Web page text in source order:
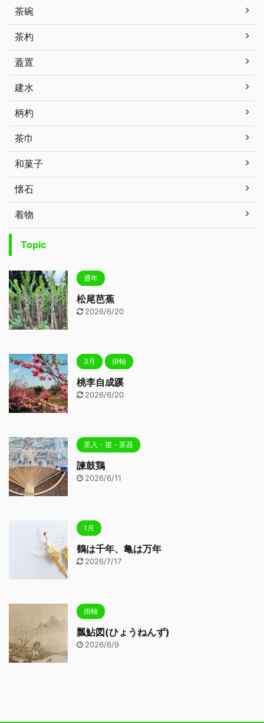
茶碗
茶杓
蓋置
建水
柄杓
茶巾
和菓子
懐石
着物
Topic
通年
松尾芭蕉
2026/6/20
3月 掛軸
桃李自成蹊
2026/6/20
茶入・棗・茶器
諫鼓鶏
2026/6/11
1月
鶴は千年、亀は万年
2026/7/17
掛軸
瓢鮎図(ひょうねんず)
2026/6/9